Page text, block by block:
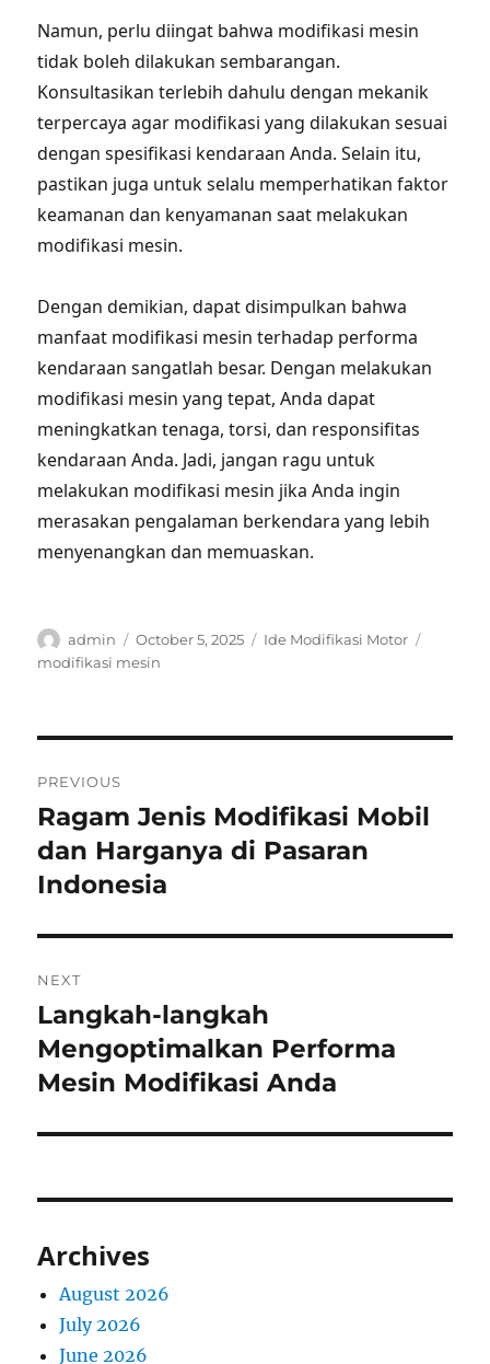
Namun, perlu diingat bahwa modifikasi mesin
tidak boleh dilakukan sembarangan.
Konsultasikan terlebih dahulu dengan mekanik
terpercaya agar modifikasi yang dilakukan sesuai
dengan spesifikasi kendaraan Anda. Selain itu,
pastikan juga untuk selalu memperhatikan faktor
keamanan dan kenyamanan saat melakukan
modifikasi mesin.
Dengan demikian, dapat disimpulkan bahwa
manfaat modifikasi mesin terhadap performa
kendaraan sangatlah besar. Dengan melakukan
modifikasi mesin yang tepat, Anda dapat
meningkatkan tenaga, torsi, dan responsifitas
kendaraan Anda. Jadi, jangan ragu untuk
melakukan modifikasi mesin jika Anda ingin
merasakan pengalaman berkendara yang lebih
menyenangkan dan memuaskan.
Author
admin
Posted
on
October 5, 2025 Categories
Ide Modifikasi Motor
modifikasi mesin
navigation
PREVIOUS
Previous
post:
Ragam Jenis Modifikasi Mobil
dan Harganya di Pasaran
Indonesia
NEXT
Next
post:
Langkah-langkah
Mengoptimalkan Performa
Mesin Modifikasi Anda
Archives
August 2026
July 2026
June 2026